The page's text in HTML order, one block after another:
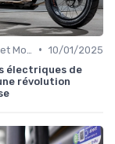
• 10/01/2025
électriques de
révolution